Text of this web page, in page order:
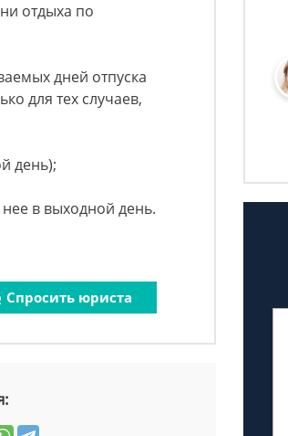
отдыха по
дней отпуска
для тех случаев,
день);
в выходной день.
Спросить юриста